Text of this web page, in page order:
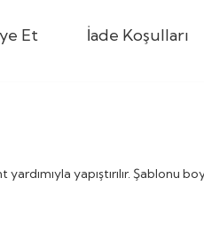
Et İade Koşulları
yapıştırılır. Şablonu